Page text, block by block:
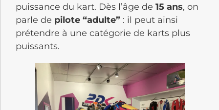
puissance du kart. Dès l’âge de 15 ans, on
parle de pilote “adulte” : il peut ainsi
prétendre à une catégorie de karts plus
puissants.